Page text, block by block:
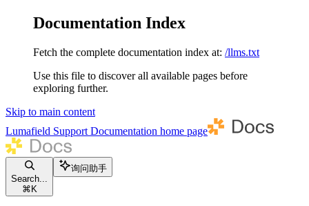
Documentation Index
Fetch the complete documentation index at: /llms.txt
Use this file to discover all available pages before
exploring further.
Skip to main content
Lumafield Support Documentation home page
Search...
⌘ K
询问助手